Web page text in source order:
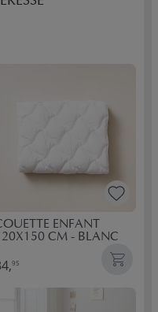
ENFANT
CM - BLANC
95